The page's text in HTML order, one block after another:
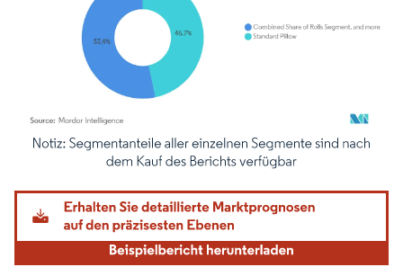
Bild © Mordor Intelligence. Wiederverwendung erfordert Namensnennung